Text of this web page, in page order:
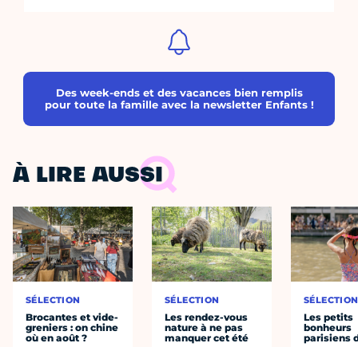
Des week-ends et des vacances bien remplis
pour toute la famille avec la newsletter Enfants !
À LIRE AUSSI
SÉLECTION
Brocantes et vide-
greniers : on chine
où en août ?
SÉLECTION
Les rendez-vous
nature à ne pas
manquer cet été
SÉLECTION
Les petits
bonheurs
parisiens